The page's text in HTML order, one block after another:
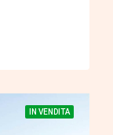
IN VENDITA